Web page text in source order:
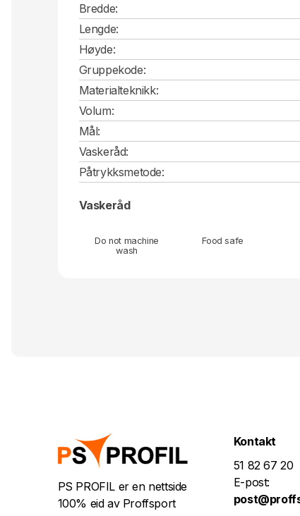
Bredde:
Lengde:
Høyde:
Gruppekode:
Materialteknikk:
Volum:
Mål:
Vaskeråd:
Påtrykksmetode:
Vaskeråd
Do not machine
wash
Food safe
PS PROFIL er en nettside
100% eid av Proffsport
Kontakt
51 82 67 20
E-post: